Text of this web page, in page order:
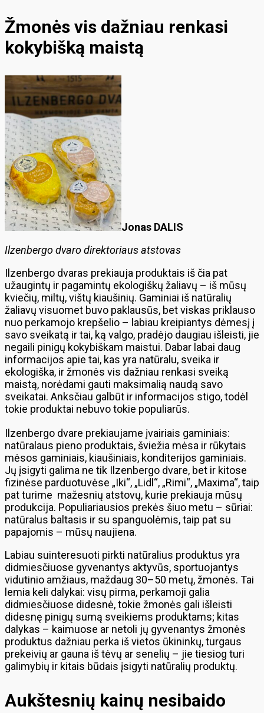
Žmonės vis dažniau renkasi
kokybišką maistą
Jonas DALIS
Ilzenbergo dvaro direktoriaus atstovas
Ilzenbergo dvaras prekiauja produktais iš čia pat
užaugintų ir pagamintų ekologiškų žaliavų – iš mūsų
kviečių, miltų, vištų kiaušinių. Gaminiai iš natūralių
žaliavų visuomet buvo paklausūs, bet viskas priklauso
nuo perkamojo krepšelio – labiau kreipiantys dėmesį į
savo sveikatą ir tai, ką valgo, pradėjo daugiau išleisti, jie
negaili pinigų kokybiškam maistui. Dabar labai daug
informacijos apie tai, kas yra natūralu, sveika ir
ekologiška, ir žmonės vis dažniau renkasi sveiką
maistą, norėdami gauti maksimalią naudą savo
sveikatai. Anksčiau galbūt ir informacijos stigo, todėl
tokie produktai nebuvo tokie populiarūs.
Ilzenbergo dvare prekiaujame įvairiais gaminiais:
natūralaus pieno produktais, šviežia mėsa ir rūkytais
mėsos gaminiais, kiaušiniais, konditerijos gaminiais.
Jų įsigyti galima ne tik Ilzenbergo dvare, bet ir kitose
fizinėse parduotuvėse „Iki“, „Lidl“, „Rimi“, „Maxima“, taip
pat turime mažesnių atstovų, kurie prekiauja mūsų
produkcija. Populiariausios prekės šiuo metu – sūriai:
natūralus baltasis ir su spanguolėmis, taip pat su
papajomis – mūsų naujiena.
Labiau suinteresuoti pirkti natūralius produktus yra
didmiesčiuose gyvenantys aktyvūs, sportuojantys
vidutinio amžiaus, maždaug 30–50 metų, žmonės. Tai
lemia keli dalykai: visų pirma, perkamoji galia
didmiesčiuose didesnė, tokie žmonės gali išleisti
didesnę pinigų sumą sveikiems produktams; kitas
dalykas – kaimuose ar netoli jų gyvenantys žmonės
produktus dažniau perka iš vietos ūkininkų, turgaus
prekeivių ar gauna iš tėvų ar senelių – jie tiesiog turi
galimybių ir kitais būdais įsigyti natūralių produktų.
Aukštesnių kainų nesibaido